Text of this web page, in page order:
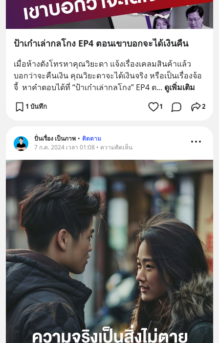
ป้าเก๋าเล่ากลโกง EP4 ตอนเขาบอกจะได้เงินคืน
เมื่อห้างดังโทรหาคุณวิยะดา แจ้งเรื่องเคลมสินค้าแล้ว
บอกว่าจะคืนเงิน คุณวิยะดาจะได้เงินจริง หรือเป็นเรื่องจ้อ
จี้  หาคำตอบได้ที่ “ป้าเก๋าเล่ากลโกง” EP4 ต... ดูเพิ่มเติม
1 บันทึก 1 2
ปั่นเรื่อง เป็นภาพ • ติดตาม
7 ก.ค. 2024 เวลา 01:08 • ความคิดเห็น